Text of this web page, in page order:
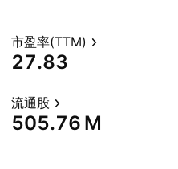
市盈率(TTM)
27.83
流通股
‪505.76 M‬